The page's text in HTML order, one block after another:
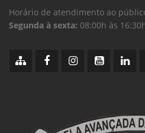
Horário de atendimento ao
Segunda à sexta: 08:00h às